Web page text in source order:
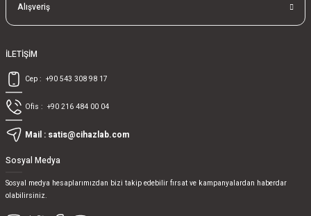
Alışveriş
İLETİŞİM
Cep : +90 543 308 98 17
Ofis : +90 216 484 00 04
Mail : satis@cihazlab.com
Sosyal Medya
Sosyal medya hesaplarımızdan bizi takip edebilir fırsat ve kampanyalardan haberdar
olabilirsiniz.